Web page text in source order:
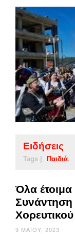
Ειδήσεις
Tags | Παιδιά
Όλα έτοιμα
Συνάντηση
9 ΜΑΪ́ΟΥ, 2023